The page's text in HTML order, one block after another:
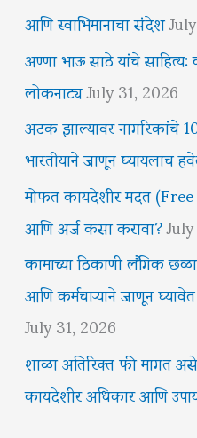
आणि स्वाभिमानाचा संदेश
अण्णा भाऊ साठे यांचे
लोकनाट्यJuly 31, 2026
अटक झाल्यावर नागरिकांचे
भारतीयाने जाणून घ्यायलाच
मोफत कायदेशीर मदत
आणि अर्ज कसा करावा?
कामाच्या ठिकाणी लैंगिक
आणि कर्मचाऱ्याने जाणून
July 31, 2026
शाळा अतिरिक्त फी मागत
कायदेशीर अधिकार आणि